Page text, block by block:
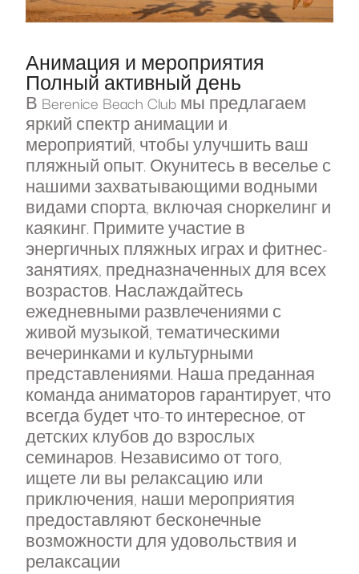
Анимация и мероприятия
Полный активный день
В Berenice Beach Club мы предлагаем
яркий спектр анимации и
мероприятий, чтобы улучшить ваш
пляжный опыт. Окунитесь в веселье с
нашими захватывающими водными
видами спорта, включая сноркелинг и
каякинг. Примите участие в
энергичных пляжных играх и фитнес-
занятиях, предназначенных для всех
возрастов. Наслаждайтесь
ежедневными развлечениями с
живой музыкой, тематическими
вечеринками и культурными
представлениями. Наша преданная
команда аниматоров гарантирует, что
всегда будет что-то интересное, от
детских клубов до взрослых
семинаров. Независимо от того,
ищете ли вы релаксацию или
приключения, наши мероприятия
предоставляют бесконечные
возможности для удовольствия и
релаксации